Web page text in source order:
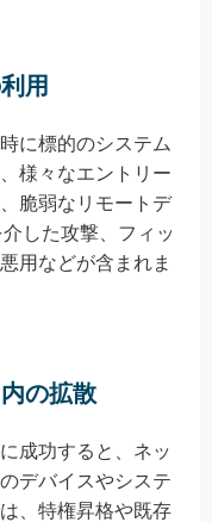
用
に標的のシステム
様々なエントリー
脆弱なリモートデ
した攻撃、フィッ
用などが含まれま
の拡散
成功すると、ネッ
デバイスやシステ
、特権昇格や既存